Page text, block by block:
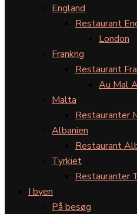
England
Restaurant
London
Frankrig
Restaurant
Au Mal
Malta
Restauranter
Albanien
Restaurant
Tyrkiet
Restauranter
I byen
På besøg